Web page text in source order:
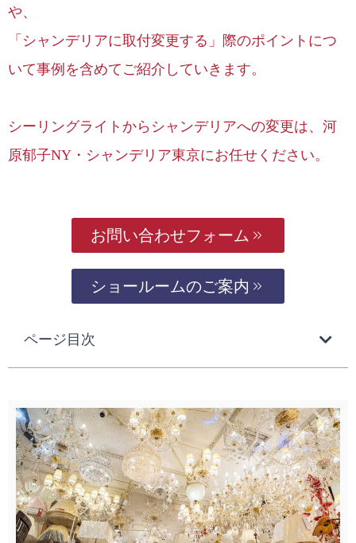
や、
「シャンデリアに取付変更する」際のポイントにつ
いて事例を含めてご紹介していきます。
シーリングライトからシャンデリアへの変更は、河
原郁子NY・シャンデリア東京にお任せください。
お問い合わせフォーム
ショールームのご案内
ページ目次